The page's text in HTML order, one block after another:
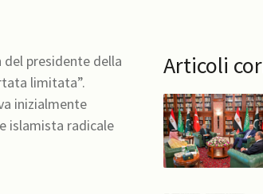
del presidente della
limitata”.
inizialmente
islamista radicale
Articoli